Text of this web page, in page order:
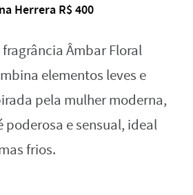
Herrera R$ 400
Âmbar Floral
elementos leves e
pela mulher moderna,
poderosa e sensual, ideal
frios.